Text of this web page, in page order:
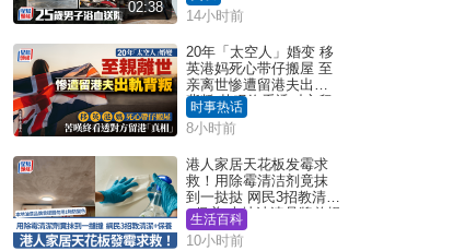
02:38
14小时前
20年「太空人」婚变 移
英港妈死心带仔搬屋 至
亲离世惨遭留港夫出轨
背叛 苦叹终看透对方留
港「真相」｜Juicy叮
时事热话
8小时前
港人家居天花板发霉求
救！用除霉清洁剂竟抹
到一挞挞 网民3招教清洁
+保养 本地油漆品牌曾提
醒勿用1物防变色
生活百科
10小时前